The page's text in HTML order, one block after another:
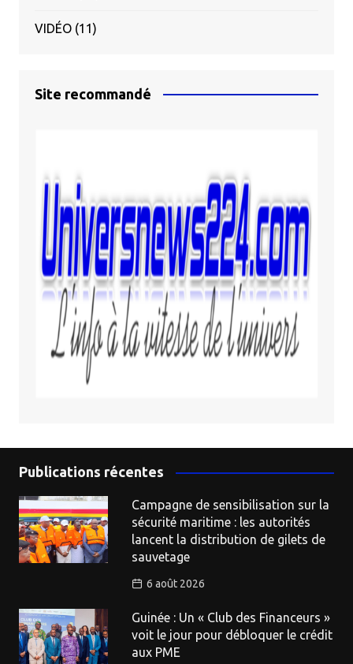
VIDÉO(11)
Site recommandé
Publications récentes
Campagne de sensibilisation sur la
sécurité maritime : les autorités
lancent la distribution de gilets de
sauvetage
6 août 2026
Guinée : Un « Club des Financeurs »
voit le jour pour débloquer le crédit
aux PME